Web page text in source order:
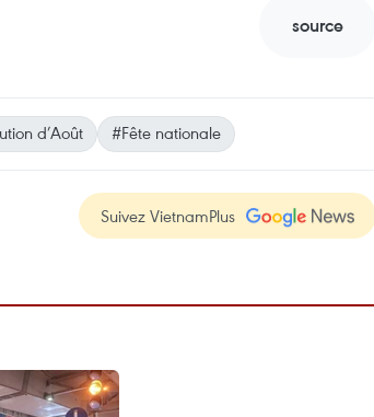
source
d’Août #Fête nationale
Suivez VietnamPlus